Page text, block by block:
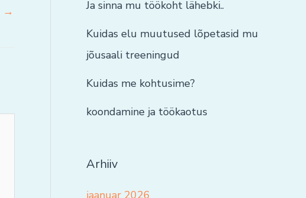
→
Ja sinna mu töökoht lähebki..
Kuidas elu muutused lõpetasid mu
jõusaali treeningud
Kuidas me kohtusime?
koondamine ja töökaotus
Arhiiv
jaanuar 2026